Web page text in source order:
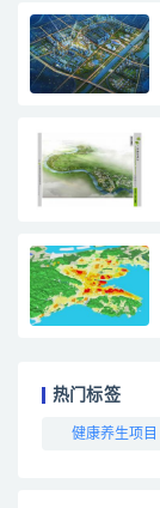
热门标签
健康养生项目